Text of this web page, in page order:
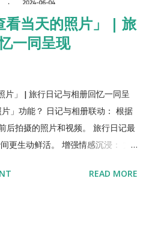
当天的照片」 | 旅
一同呈现
」 | 旅行日记与相册回忆一同呈
」功能？ 日记与相册联动： 根据
后拍摄的照片和视频。 旅行日记最
更生动鲜活。 增强情感沉浸： 文
相册查看。
READ MORE